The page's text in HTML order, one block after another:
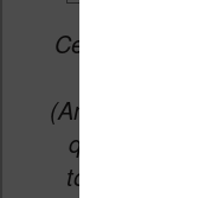
Cet article
(Amazon,
qui
toucher une